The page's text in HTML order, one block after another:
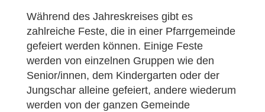
Während des Jahreskreises gibt es
zahlreiche Feste, die in einer Pfarrgemeinde
gefeiert werden können. Einige Feste
werden von einzelnen Gruppen wie den
Senior/innen, dem Kindergarten oder der
Jungschar alleine gefeiert, andere wiederum
werden von der ganzen Gemeinde